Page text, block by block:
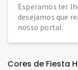
Esperamos ter
desejamos que
nosso portal.
Cores de Fiesta